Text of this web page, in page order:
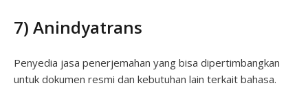
7) Anindyatrans
Penyedia jasa penerjemahan yang bisa dipertimbangkan
untuk dokumen resmi dan kebutuhan lain terkait bahasa.